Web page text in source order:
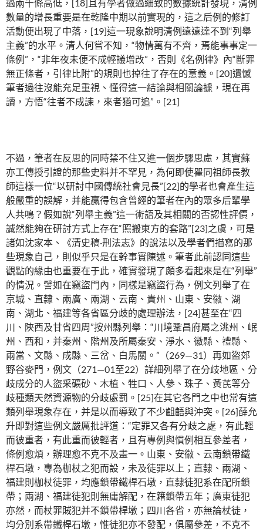
過兩千條高低，[18]且有學者做過細致的數據統計發現，清例
數量的增長重要是在乾隆中期以前實現的，這之后例的修訂
活動便出現了中落，[19]這一現象說明清例遠遠達不到“列舉
主義”的水平。清人何嘗不知，“物情萬有不齊，焉能事事定一
條例”，“非年夜未便不成輕議增改”，否則《名例律》內“斷罪
無正條者，引律比附”的規則也掉往了存在的意義。[20]遺憾
筆者過往沒能充足重視、懂得這一結論與相關論據，現在再
讀，方悟“往者不成諫，來者猶可追”。[21]
不過，筆者在反思的同時禁不住又進一個步驟思慮，其實蘇
亦工傳授引證的那些史料并不罕見，為何即使瞿同祖師長教
師這樣一位“以研討中國傳統社會見長”[22]的學者也會產生這
般嚴重的誤解，并能贏得包含曾經的筆者在內的眾多后輩學
人共鳴？假如說“列舉主義”這一術語及其相關的否認性評價，
誠然能夠在研討方式上存在“照搬東方的套路”[23]之虞，可是
諸如沈家本、《清史稿·刑法志》的說法以及學者們描寫的那
些現象自己，則似乎只是在幹事實陳述。筆者此前認同這些
觀點的緣由也重要在于此，確實發現了頗多看起來是在“列舉”
的情況。譬如在竊盜門內，同樣是竊盜行為，例文列舉了在
京城、直隸、兩廣、兩湖、云南、貴州、山東、安徽、湖
南、湖北、福建等各省區分歧的處理辦法，[24]甚至在“四
川、陜西及甘省四周”按州縣列舉：“川境鞏昌府屬之洮州、岷
州、西和，并秦州、階州及所屬秦安、淨水、徽縣、禮縣、
兩當、文縣、成縣、三岔、白馬關。”（269—31）再如盜郊
野谷麥門，例文（271—01至22）詳細列舉了在分歧地區、分
歧成分的人盜采礦砂、木植、牲口、人參、珠子、黃芪等分
歧種類天然資源物的分歧處罰。[25]在其它各門之中也常有這
類列舉現象存在，并是以而導致了不少齟齬與沖突。[26]薛允
升即對這些例文嚴厲批評道：“定罪又各有分歧之處，有此輕
而彼重者，有此重而彼輕者，且有專例與慣例相互參差者，
條例愈煩，辦理愈不克不及畫一。山東、安徽、云南鎖帶鐵
桿石墩，專為枷杖之犯而設，未及徒罪以上；直隸、兩湖、
福建則枷杖徒罪，均應鎖帶鐵桿石墩，直隸徒犯系在配所鎖
帶；兩湖、福建徒犯則無庸解配，在籍鎖帶五年；廣東徒犯
亦然，而杖罪賊犯并不鎖帶桿墩；四川各省，亦無論杖徒，
均分別系帶鐵桿石墩，惟徒犯亦不發配，俱屬參差，不克不